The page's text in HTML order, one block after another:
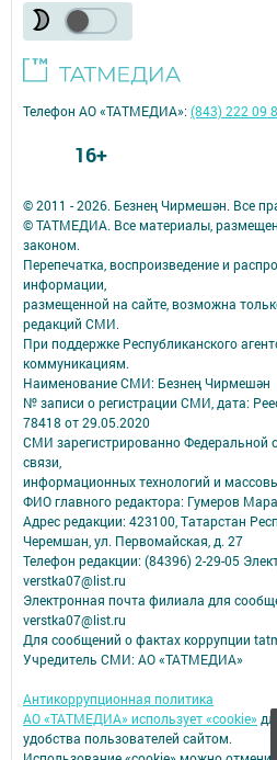
© 2011 - 2026. Безнең Чирмешән. Все
© ТАТМЕДИА. Все материалы,
законом.
Перепечатка, воспроизведение и
информации,
размещенной на сайте, возможна
редакций СМИ.
При поддержке Республиканского
коммуникациям.
Наименование СМИ: Безнең Чирмешән
№ записи о регистрации СМИ, дата:
78418 от 29.05.2020
СМИ зарегистрированно Федеральной
связи,
информационных технологий и
ФИО главного редактора: Гумеров
Адрес редакции: 423100, Татарстан
Черемшан, ул. Первомайская, д. 27
Телефон редакции: (84396) 2-29-05
verstka07@list.ru
Электронная почта филиала для
verstka07@list.ru
Для сообщений о фактах коррупции
Учредитель СМИ: АО «ТАТМЕДИА»
Антикоррупционная политика
АО «ТАТМЕДИА» использует «cookie»
удобства пользователей сайтом.
Телефон АО «ТАТМЕДИА»:(843) 222 09
16+